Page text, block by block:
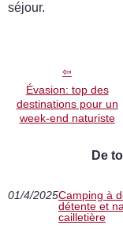
séjour.
Évasion: top des
destinations pour un
week-end naturiste
De
01/4/2025Camping à
détente et
cailletière